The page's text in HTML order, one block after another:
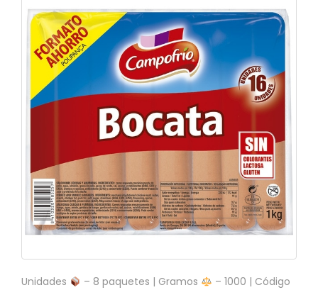
Unidades – 8 paquetes | Gramos
– 1000 | Código